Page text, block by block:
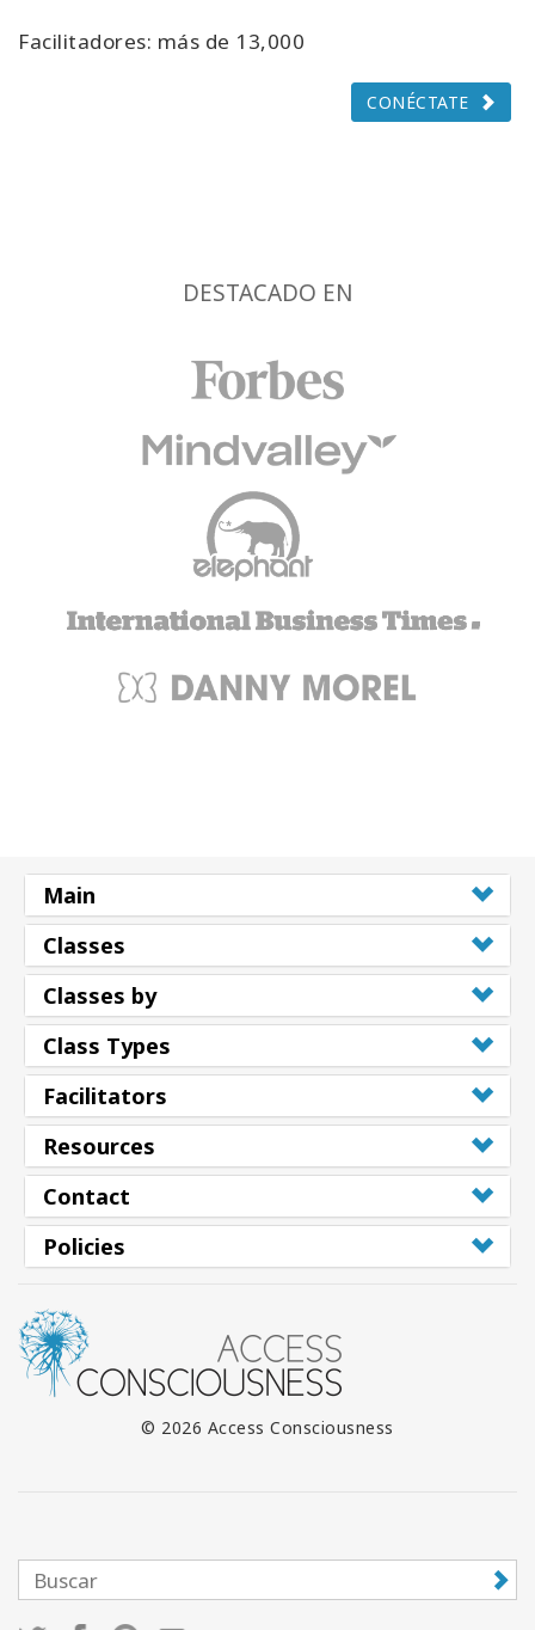
Facilitadores: más de 13,000
CONÉCTATE
DESTACADO EN
Main
Classes
Classes by
Class Types
Facilitators
Resources
Contact
Policies
© 2026 Access Consciousness